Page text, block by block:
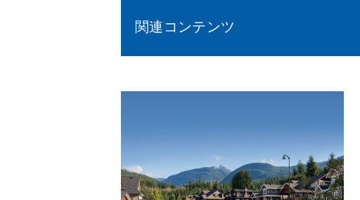
関連コンテンツ